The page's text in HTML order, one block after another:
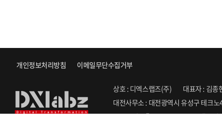
개인정보처리방침 이메일무단수집거부
상호 : 디엑스랩즈(주)
대표자 : 김종
대전사무소 : 대전광역시 유성구 테크
Copyright ⓒ 2022. DXLABZ. All